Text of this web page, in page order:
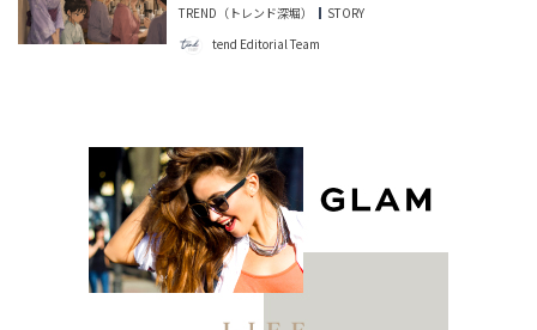
TREND（トレンド深堀）
STORY
tend Editorial Team